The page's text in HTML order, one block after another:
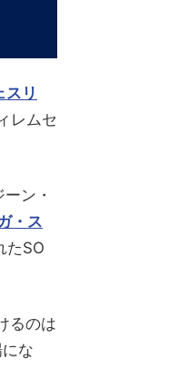
スリ
レムセ
ン・
・ス
たSO
るのは
な